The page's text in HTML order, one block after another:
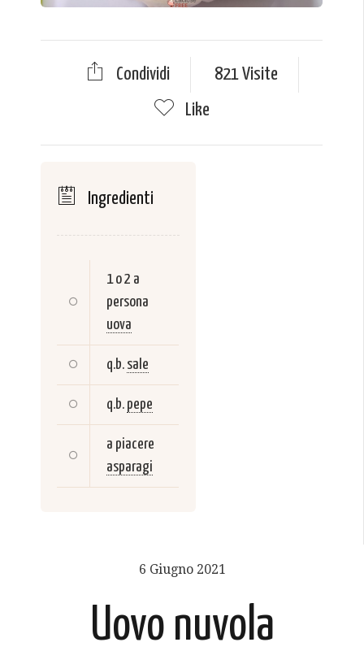
Condividi
821 Visite
Like
Ingredienti
1 o 2 a
persona
uova
q.b. sale
q.b. pepe
a piacere
asparagi
6 Giugno 2021
Uovo nuvola